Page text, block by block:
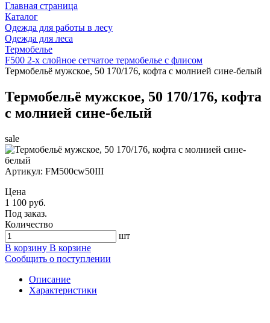
Главная страница
Каталог
Одежда для работы в лесу
Одежда для леса
Термобелье
F500 2-х слойное сетчатое термобелье с флисом
Термобельё мужское, 50 170/176, кофта с молнией сине-белый
Термобельё мужское, 50 170/176, кофта
с молнией сине-белый
sale
Артикул: FM500cw50III
Цена
1 100 руб.
Под заказ.
Количество
шт
В корзину В корзине
Сообщить о поступлении
Описание
Характеристики